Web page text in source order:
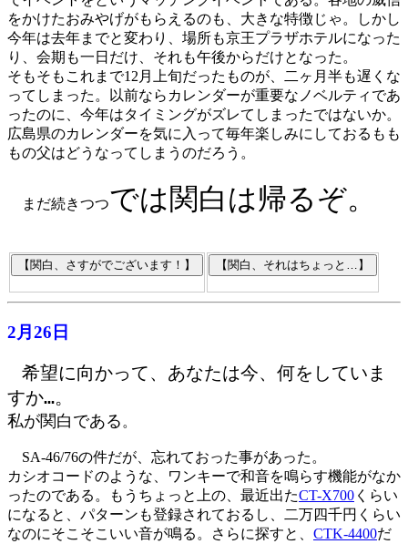
をかけたおみやげがもらえるのも、大きな特徴じゃ。しかし
今年は去年までと変わり、場所も京王プラザホテルになった
り、会期も一日だけ、それも午後からだけとなった。
そもそもこれまで12月上旬だったものが、二ヶ月半も遅くな
ってしまった。以前ならカレンダーが重要なノベルティであ
ったのに、今年はタイミングがズレてしまったではないか。
広島県のカレンダーを気に入って毎年楽しみにしておるもも
もの父はどうなってしまうのだろう。
まだ続きつつでは関白は帰るぞ。
2月26日
希望に向かって、あなたは今、何をしていま
すか…。
私が関白である 。
SA-46/76の件だが、忘れておった事があった。
カシオコードのような、ワンキーで和音を鳴らす機能がなか
ったのである。もうちょっと上の、最近出たCT-X700 くらい
になると、パターンも登録されておるし、二万四千円くらい
なのにそこそこいい音が鳴る。さらに探すと、 CTK-4400だ